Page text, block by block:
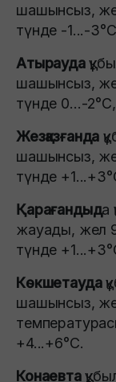
шашынсыз,
түнде -1...-
Атырауда
шашынсыз,
түнде 0…-2°C,
Жезқазғанда
шашынсыз,
түнде
Қарағандыда
жауады, жел
түнде
Көкшетауда
шашынсыз,
+4...+6°C.
Конаевта